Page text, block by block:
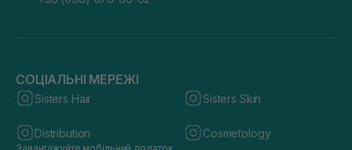
СОЦІАЛЬНІ МЕРЕЖІ
Sisters Hair Sisters Skin
Distribution Cosmetology